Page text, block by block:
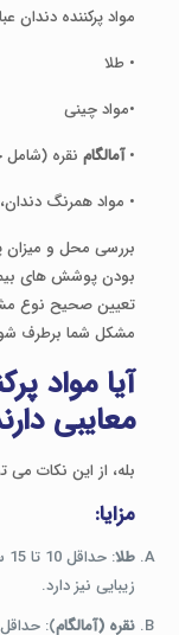
مواد پرکننده دندان
• طلا
•مواد چینی
•آمالگامنقره (شامل
• مواد همرنگ
بررسی محل و میزان
بودن پوشش های
تعیین صحیح نوع
مشکل شما برطرف
آیا مواد
معایبی
بله، از این نکات می
مزایا:
طلا
زیبایی نیز دارد.
نقره (آمالگام